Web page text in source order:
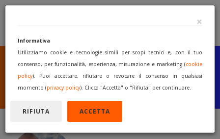
SEI UN COSTRUTTORE
O UN RIVENDITORE?
PUBBLICA GRATUITAMENTE
I TUOI MACCHINARI
INIZIA A VENDERE
×
Informativa
Utilizziamo cookie e tecnologie simili per scopi tecnici e, con il tuo
consenso, per funzionalità, esperienza, misurazione e marketing (cookie
policy). Puoi accettare, rifiutare o revocare il consenso in qualsiasi
momento (privacy policy). Clicca "Accetta" o "Rifiuta" per continuare.
RIFIUTA ACCETTA